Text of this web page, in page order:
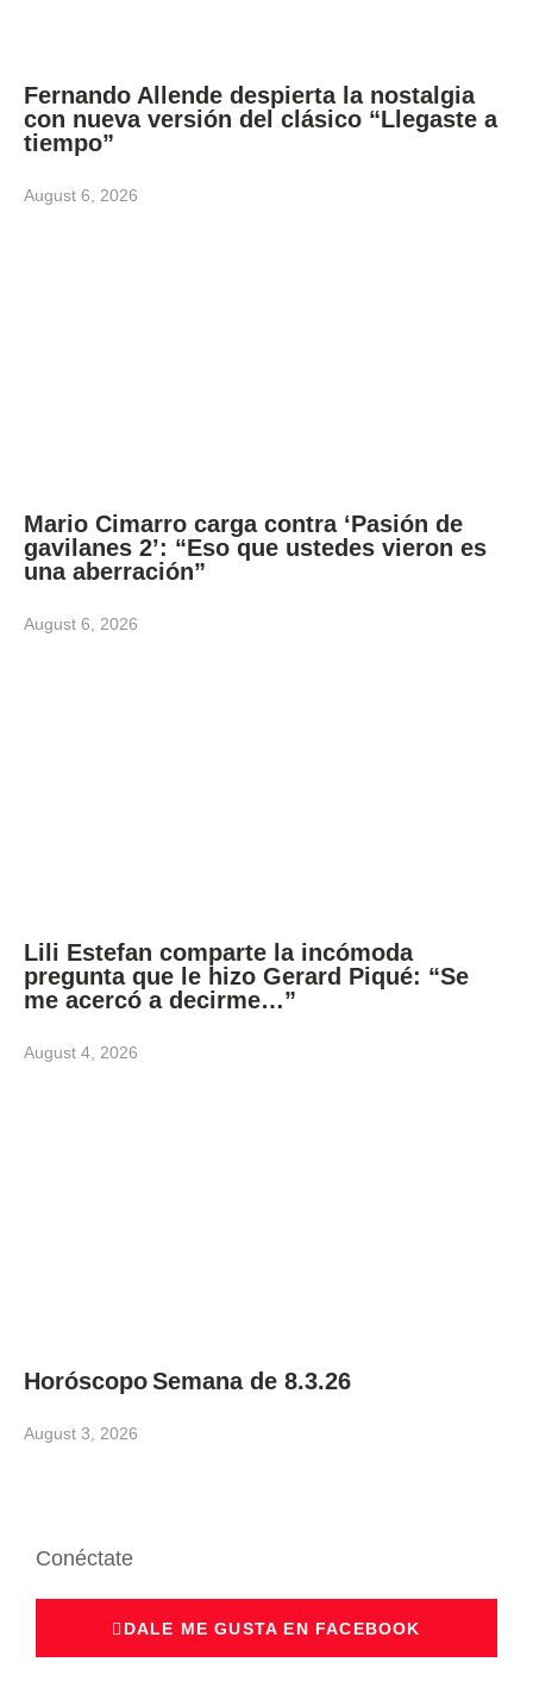
Fernando Allende despierta la nostalgia
con nueva versión del clásico “Llegaste a
tiempo”
August 6, 2026
Mario Cimarro carga contra ‘Pasión de
gavilanes 2’: “Eso que ustedes vieron es
una aberración”
August 6, 2026
Lili Estefan comparte la incómoda
pregunta que le hizo Gerard Piqué: “Se
me acercó a decirme…”
August 4, 2026
Horóscopo Semana de 8.3.26
August 3, 2026
Conéctate
DALE ME GUSTA EN FACEBOOK